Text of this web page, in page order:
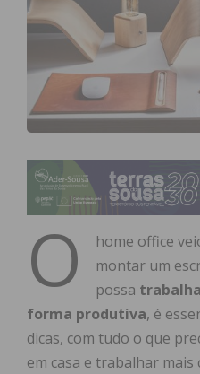
O
home office
montar um
possa
forma produtiva, é
dicas, com tudo o que
em casa e trabalhar mais